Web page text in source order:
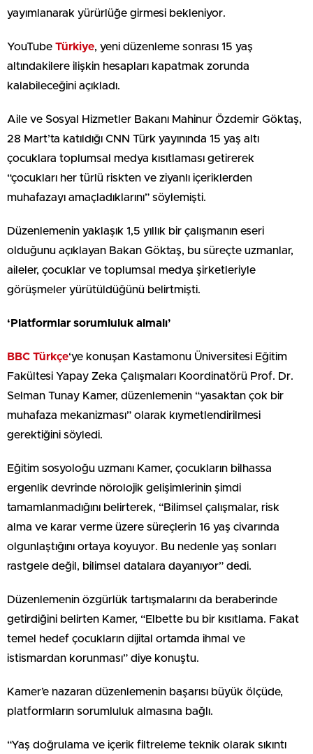
yayımlanarak yürürlüğe girmesi bekleniyor.
YouTube Türkiye, yeni düzenleme sonrası 15 yaş
altındakilere ilişkin hesapları kapatmak zorunda
kalabileceğini açıkladı.
Aile ve Sosyal Hizmetler Bakanı Mahinur Özdemir Göktaş,
28 Mart’ta katıldığı CNN Türk yayınında 15 yaş altı
çocuklara toplumsal medya kısıtlaması getirerek
“çocukları her türlü riskten ve ziyanlı içeriklerden
muhafazayı amaçladıklarını” söylemişti.
Düzenlemenin yaklaşık 1,5 yıllık bir çalışmanın eseri
olduğunu açıklayan Bakan Göktaş, bu süreçte uzmanlar,
aileler, çocuklar ve toplumsal medya şirketleriyle
görüşmeler yürütüldüğünü belirtmişti.
‘Platformlar sorumluluk almalı’
BBC Türkçe‘ye konuşan Kastamonu Üniversitesi Eğitim
Fakültesi Yapay Zeka Çalışmaları Koordinatörü Prof. Dr.
Selman Tunay Kamer, düzenlemenin “yasaktan çok bir
muhafaza mekanizması” olarak kıymetlendirilmesi
gerektiğini söyledi.
Eğitim sosyoloğu uzmanı Kamer, çocukların bilhassa
ergenlik devrinde nörolojik gelişimlerinin şimdi
tamamlanmadığını belirterek, “Bilimsel çalışmalar, risk
alma ve karar verme üzere süreçlerin 16 yaş civarında
olgunlaştığını ortaya koyuyor. Bu nedenle yaş sonları
rastgele değil, bilimsel datalara dayanıyor” dedi.
Düzenlemenin özgürlük tartışmalarını da beraberinde
getirdiğini belirten Kamer, “Elbette bu bir kısıtlama. Fakat
temel hedef çocukların dijital ortamda ihmal ve
istismardan korunması” diye konuştu.
Kamer’e nazaran düzenlemenin başarısı büyük ölçüde,
platformların sorumluluk almasına bağlı.
“Yaş doğrulama ve içerik filtreleme teknik olarak sıkıntı